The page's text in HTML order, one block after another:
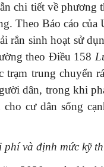
chi tiết về
Theo Báo cáo
rắn sinh hoạt sử
theo Điều 158
trạm trung chuyển
dân, trong khi
cư dân sống
và định mức kỹ